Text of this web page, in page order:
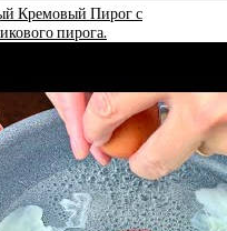
Кремовый Пирог с
пирога.